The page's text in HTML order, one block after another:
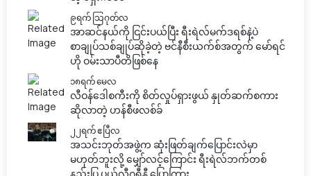
၉ရက် သြဂုတ်လ
အာဆင်နယ်ကို ငြင်းပယ်ပြီး ရီးရဲလ်မက်ဒရစ်နဲ့ပဲ
စာချုပ်သစ်ချုပ်ဆိုခဲ့တဲ့ ဗင်နီစီးယက်စ်အတွက် မော်ရင်
ဟို ဝမ်းသာပီတိဖြစ်နေ
၁၈ရက် မေလ
လီဝန်ဒေါစကီးကို စိတ်လှုပ်ရှားဖွယ် နှုတ်ဆက်စကား
ဆိုလာတဲ့ ဟန်စီဖလစ်ခ်
၂၂ရက် ဧပြီလ
အသင်းဘုတ်အဖွဲ့က ဆုံးဖြတ်ချက်ပြောင်းလဲမှာ
မဟုတ်ဘူးလို့ မျှော်လင့်ကြောင်း ရီးရဲလ်ဘက်တစ်